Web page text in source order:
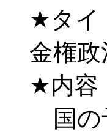
★タイ
金権
★内容
国の